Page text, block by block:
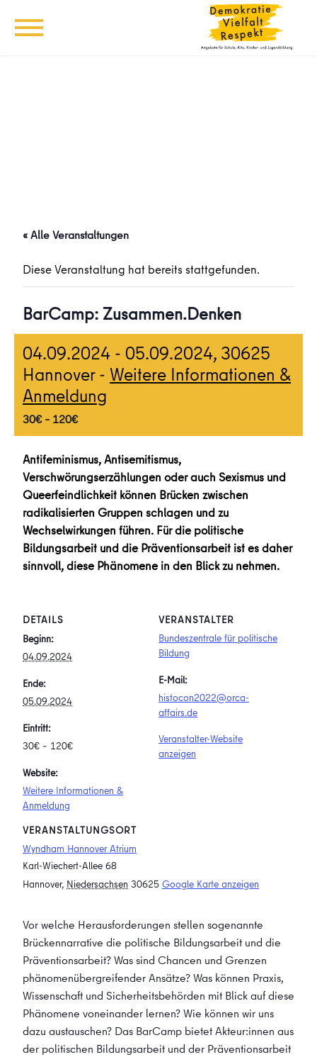
« Alle Veranstaltungen
Diese Veranstaltung hat bereits stattgefunden.
BarCamp: Zusammen.Denken
04.09.2024 - 05.09.2024, 30625
Hannover - Weitere Informationen &
Anmeldung
30€ – 120€
Antifeminismus, Antisemitismus,
Verschwörungserzählungen oder auch Sexismus und
Queerfeindlichkeit können Brücken zwischen
radikalisierten Gruppen schlagen und zu
Wechselwirkungen führen. Für die politische
Bildungsarbeit und die Präventionsarbeit ist es daher
sinnvoll, diese Phänomene in den Blick zu nehmen.
DETAILS
Beginn:
04.09.2024
Ende:
05.09.2024
Eintritt:
30€ – 120€
Website:
Weitere Informationen &
Anmeldung
VERANSTALTUNGSORT
Wyndham Hannover Atrium
Karl-Wiechert-Allee 68
Hannover, Niedersachsen 30625 Google Karte anzeigen
VERANSTALTER
Bundeszentrale für politische
Bildung
E-Mail:
histocon2022@orca-
affairs.de
Veranstalter-Website
anzeigen
Vor welche Herausforderungen stellen sogenannte
Brückennarrative die politische Bildungsarbeit und die
Präventionsarbeit? Was sind Chancen und Grenzen
phänomenübergreifender Ansätze? Was können Praxis,
Wissenschaft und Sicherheitsbehörden mit Blick auf diese
Phänomene voneinander lernen? Wie können wir uns
dazu austauschen? Das BarCamp bietet Akteur:innen aus
der politischen Bildungsarbeit und der Präventionsarbeit